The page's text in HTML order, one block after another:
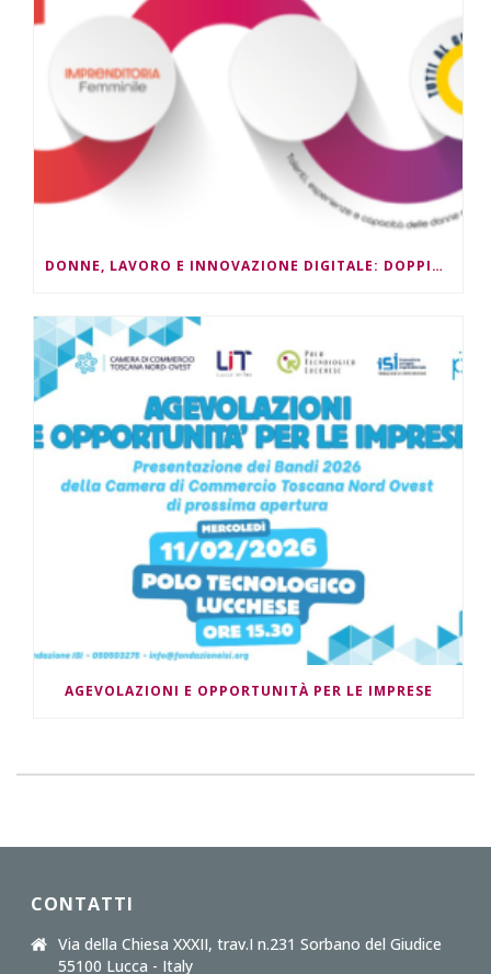
DONNE, LAVORO E INNOVAZIONE DIGITALE: DOPPIO APPUNTAMENTO
AGEVOLAZIONI E OPPORTUNITÀ PER LE IMPRESE
CONTATTI
Via della Chiesa XXXII, trav.I n.231 Sorbano del Giudice
55100 Lucca - Italy